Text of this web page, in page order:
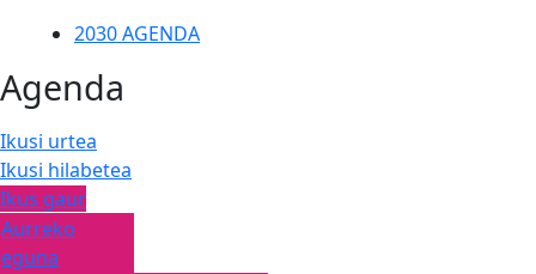
2030 AGENDA
Agenda
Ikusi urtea
Ikusi hilabetea
Ikus gaur
Aurreko
eguna